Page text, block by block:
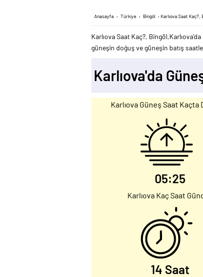
Anasayfa › Türkiye › Bingöl › Karlıova Saat Kaç?,
Karlıova Saat Kaç?,
güneşin doğuş ve güneşin batış
Karlıova'da
Karlıova Güneş Saat Kaçta
05:25
Karlıova Kaç Saat
14 Saat